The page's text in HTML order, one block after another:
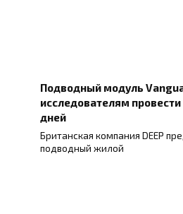
Подводный модуль
исследователям провести
дней
Британская компания DEEP
подводный жилой